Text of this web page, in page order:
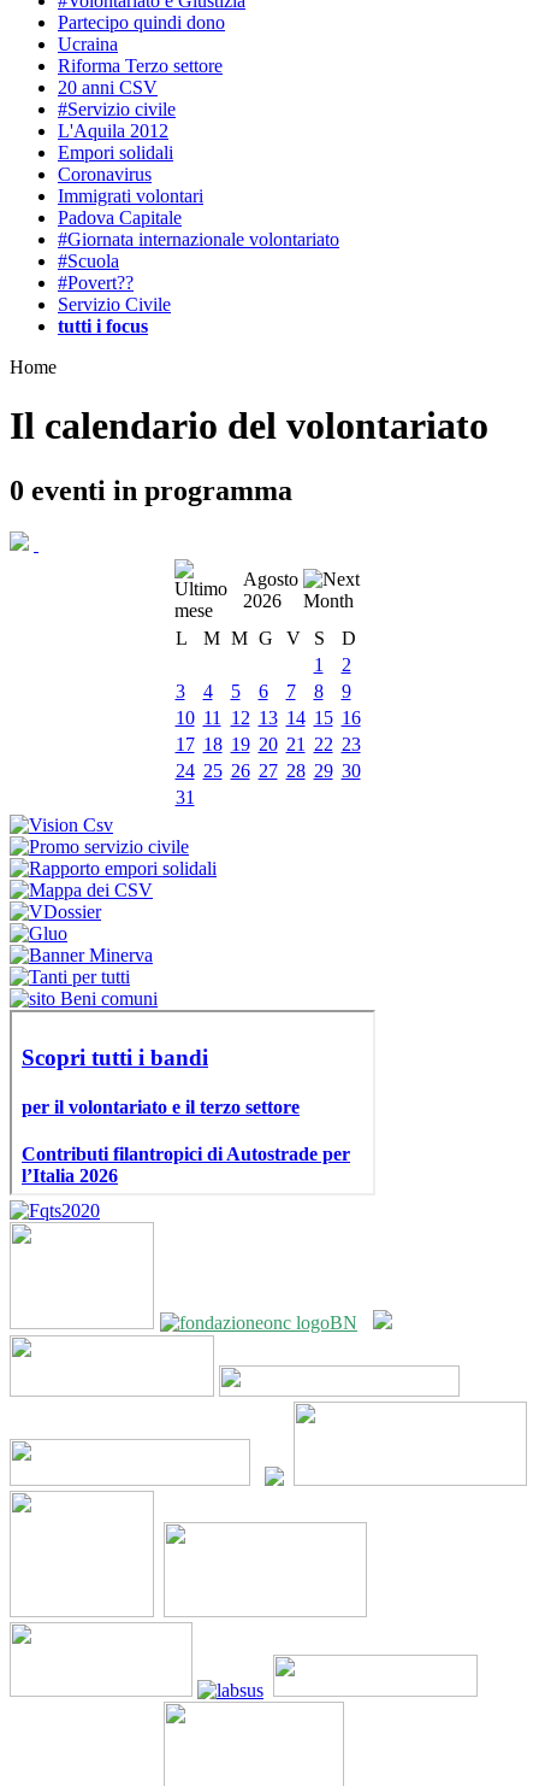
Partecipo quindi dono
Ucraina
Riforma Terzo settore
20 anni CSV
#Servizio civile
L'Aquila 2012
Empori solidali
Coronavirus
Immigrati volontari
Padova Capitale
#Giornata internazionale volontariato
#Scuola
#Povert??
Servizio Civile
tutti i focus
Home
Il calendario del volontariato
0 eventi in programma
Agosto
2026
L
M M G V S
D
1
2
3
4 5 6 7 8
9
10 11 12 13 14 15 16
17 18 19 20 21 22 23
24 25 26 27 28 29 30
31